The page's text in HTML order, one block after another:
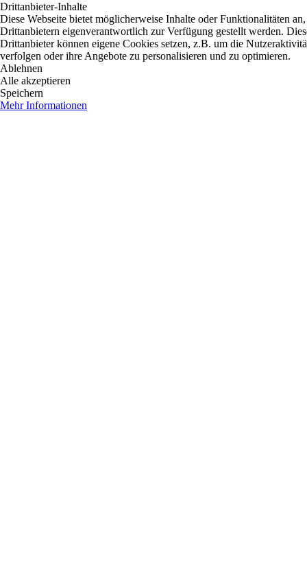
Drittanbieter-Inhalte
Diese Webseite bietet möglicherweise Inhalte oder Funktionalitäten
Drittanbietern eigenverantwortlich zur Verfügung gestellt werden.
Drittanbieter können eigene Cookies setzen, z.B. um die
verfolgen oder ihre Angebote zu personalisieren und zu optimieren.
Ablehnen
Alle akzeptieren
Speichern
Mehr Informationen